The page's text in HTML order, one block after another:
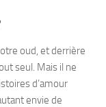
oud, et derrière
seul. Mais il ne
d’amour
envie de